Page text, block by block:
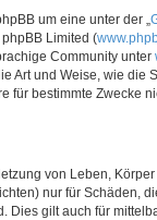
um eine unter der „
Limited (
Community unter
Art und Weise, wie die
für bestimmte Zwecke
von Leben,
nur für Schäden,
Dies gilt auch für